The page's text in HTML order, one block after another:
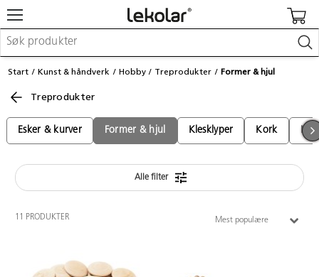
Møbler & innredning
Kunst & håndverk
Pedagogisk materiell
Barnevogner & småbarnsutstyr
Kampanjer/kataloger
Start Kunst & håndverk Hobby Treprodukter Former & hjul
Treprodukter
Esker & kurver Former & hjul Klesklyper Kork
Alle filter
11 PRODUKTER Mest populære